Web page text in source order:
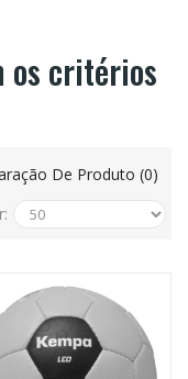
os critérios
De Produto (0)